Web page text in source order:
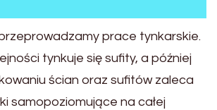
prace tynkarskie.
tynkuje się sufity, a później
ścian oraz sufitów zaleca
samopoziomujące na całej